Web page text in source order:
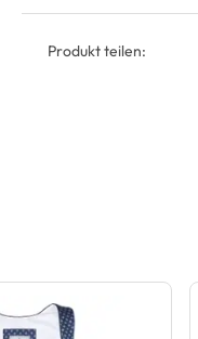
Produkt teilen: